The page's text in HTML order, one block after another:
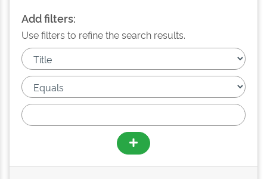
Add filters:
Use filters to refine the search results.